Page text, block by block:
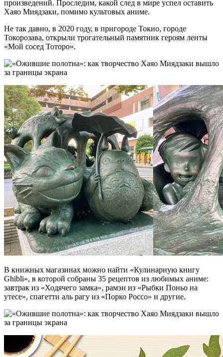
произведений. Проследим, какой след в мире успел оставить
Хаяо Миядзаки, помимо культовых аниме.
Не так давно, в 2020 году, в пригороде Токио, городе
Токорозава, открыли трогательный памятник героям ленты
«Мой сосед Тоторо».
В книжных магазинах можно найти «Кулинарную книгу
Ghibli», в которой собраны 35 рецептов из любимых аниме:
завтрак из «Ходячего замка», рамэн из «Рыбки Поньо на
утесе», спагетти аль рагу из «Порко Россо» и другие.